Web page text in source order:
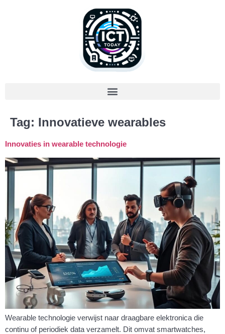
Tag: Innovatieve wearables
Innovaties in wearable technologie
Wearable technologie verwijst naar draagbare elektronica die
continu of periodiek data verzamelt. Dit omvat smartwatches,